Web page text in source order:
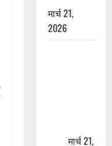
मार्च 21,
2026
मार्च 21,